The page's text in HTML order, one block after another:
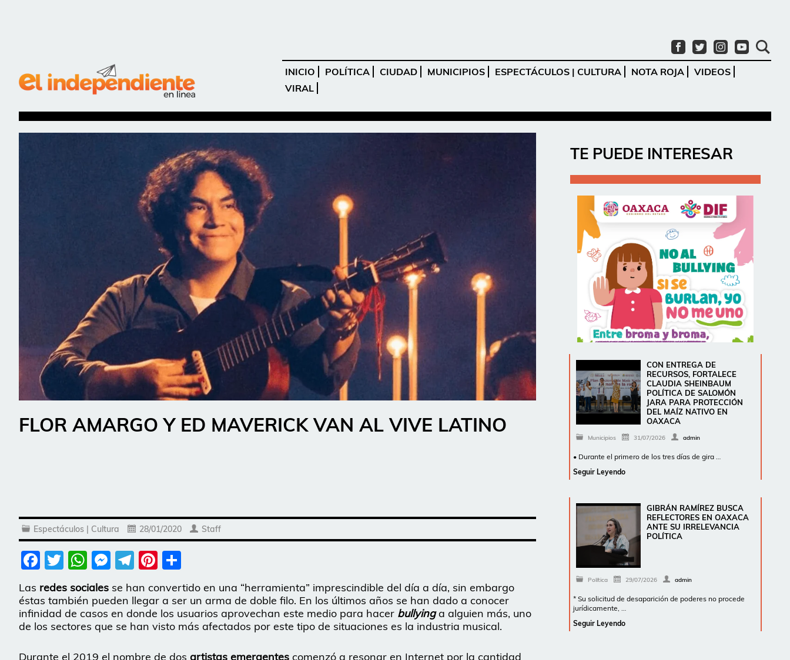
INICIO POLÍTICA CIUDAD MUNICIPIOS ESPECTÁCULOS | CULTURA NOTA ROJA
VIDEOS
VIRAL
FLOR AMARGO Y ED MAVERICK VAN AL VIVE LATINO
Espectáculos | Cultura 28/01/2020 Staff
Facebook
Twitter
WhatsApp
Messenger
Telegram
Pinterest
Las redes sociales se han convertido en una “herramienta” imprescindible del día a día, sin embargo
éstas también pueden llegar a ser un arma de doble filo. En los últimos años se han dado a conocer
infinidad de casos en donde los usuarios aprovechan este medio para hacer bullyinga alguien más, uno
de los sectores que se han visto más afectados por este tipo de situaciones es la industria musical.
Durante el 2019 el nombre de dos artistas emergentes comenzó a resonar en Internet por la cantidad
TE PUEDE INTERESAR
CON ENTREGA DE
RECURSOS, FORTALECE
CLAUDIA SHEINBAUM
POLÍTICA DE SALOMÓN
JARA PARA PROTECCIÓN
DEL MAÍZ NATIVO EN
OAXACA
Municipios 31/07/2026 admin
• Durante el primero de los tres días de gira …
Seguir Leyendo
GIBRÁN RAMÍREZ BUSCA
REFLECTORES EN OAXACA
ANTE SU IRRELEVANCIA
POLÍTICA
Política 29/07/2026 admin
* Su solicitud de desaparición de poderes no procede
jurídicamente, …
Seguir Leyendo